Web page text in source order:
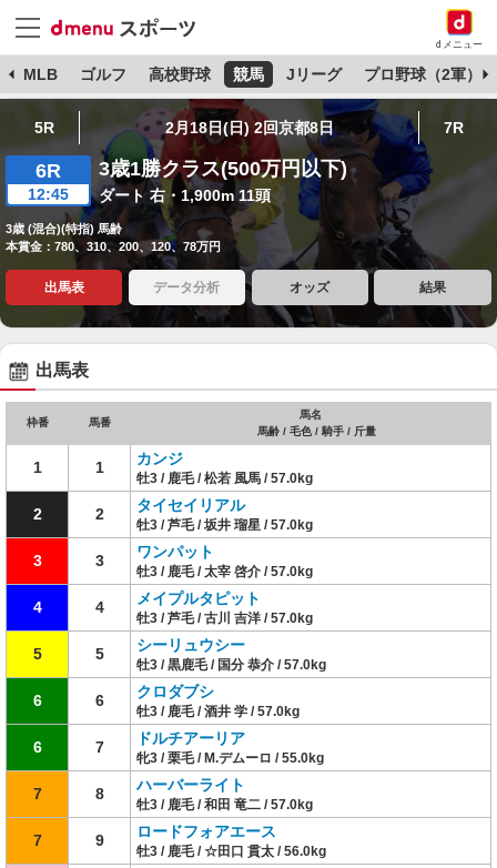
dメニュー
MLB ゴルフ 高校野球 競馬 Jリーグ プロ野球（2軍）
5R 2月18日(日) 2回京都8日 7R
6R
12:45
3歳1勝クラス(500万円以下)
ダート 右・1,900m 11頭
3歳 (混合)(特指) 馬齢
本賞金：780、310、200、120、78万円
出馬表 データ分析 オッズ 結果
出馬表
枠番 馬番
馬名
馬齢 / 毛色 / 騎手 / 斤量
1 1 カンジ
牡3 / 鹿毛 / 松若 風馬 / 57.0kg
2 2 タイセイリアル
牡3 / 芦毛 / 坂井 瑠星 / 57.0kg
3 3 ワンパット
牡3 / 鹿毛 / 太宰 啓介 / 57.0kg
4 4 メイプルタピット
牡3 / 芦毛 / 古川 吉洋 / 57.0kg
5 5 シーリュウシー
牡3 / 黒鹿毛 / 国分 恭介 / 57.0kg
6 6 クロダブシ
牡3 / 鹿毛 / 酒井 学 / 57.0kg
6 7 ドルチアーリア
牝3 / 栗毛 / M.デムーロ / 55.0kg
7 8 ハーバーライト
牡3 / 鹿毛 / 和田 竜二 / 57.0kg
7 9 ロードフォアエース
牡3 / 鹿毛 / ☆田口 貫太 / 56.0kg